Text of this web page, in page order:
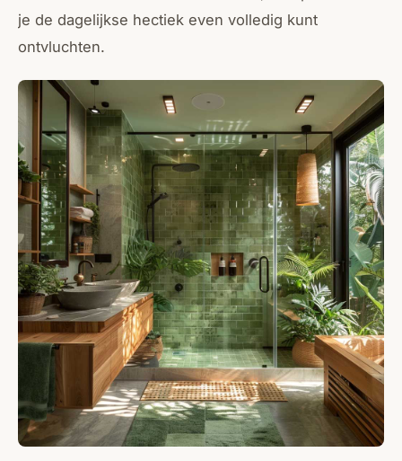
je de dagelijkse hectiek even volledig kunt
ontvluchten.